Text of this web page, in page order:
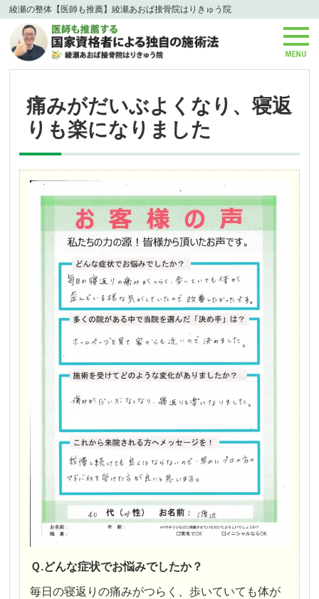
綾瀬の整体【医師も推薦】綾瀬あおば接骨院はりきゅう院
痛みがだいぶよくなり、寝返
りも楽になりました
Ｑ.どんな症状でお悩みでしたか？
毎日の寝返りの痛みがつらく、歩いていても体が